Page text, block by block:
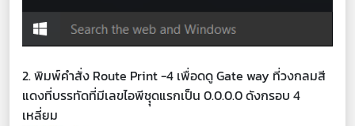
2. พิมพ์คำสั่ง Route Print -4 เพื่อดดู Gate way ที่วงกลมสี
แดงที่บรรทัดที่มีเลขไอพีชุุดแรกเป็น 0.0.0.0 ดังกรอบ 4
เหลี่ยม